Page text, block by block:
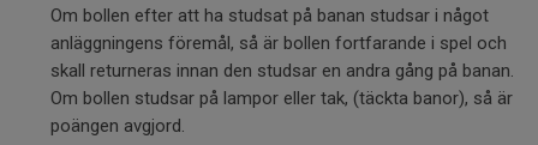
Om bollen efter att ha studsat på banan studsar i något
anläggningens föremål, så är bollen fortfarande i spel och
skall returneras innan den studsar en andra gång på banan.
Om bollen studsar på lampor eller tak, (täckta banor), så är
poängen avgjord.